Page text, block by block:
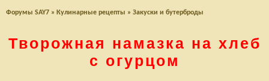
Форумы SAY7 » Кулинарные рецепты » Закуски и бутерброды
Творожная намазка на хлеб
с огурцом